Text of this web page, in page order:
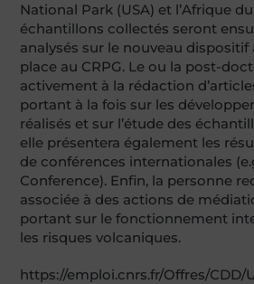
National Park (USA) et l’Afrique
échantillons collectés seront
analysés sur le nouveau
place au CRPG. Le ou la post-
activement à la rédaction
portant à la fois sur les
réalisés et sur l’étude des
elle présentera également les
de conférences internationales
Conference). Enfin, la personne
associée à des actions de
portant sur le fonctionnement
les risques volcaniques.
https://emploi.cnrs.fr/Offres/CDD/